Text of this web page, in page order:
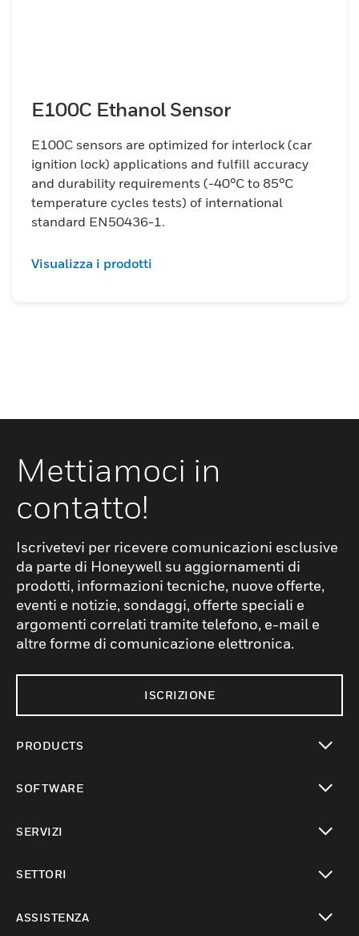
E100C Ethanol Sensor
E100C sensors are optimized for interlock (car
ignition lock) applications and fulfill accuracy
and durability requirements (-40°C to 85°C
temperature cycles tests) of international
standard EN50436-1.
Visualizza i prodotti
Mettiamoci in
contatto!
Iscrivetevi per ricevere comunicazioni esclusive
da parte di Honeywell su aggiornamenti di
prodotti, informazioni tecniche, nuove offerte,
eventi e notizie, sondaggi, offerte speciali e
argomenti correlati tramite telefono, e-mail e
altre forme di comunicazione elettronica.
ISCRIZIONE
PRODUCTS
SOFTWARE
SERVIZI
SETTORI
ASSISTENZA